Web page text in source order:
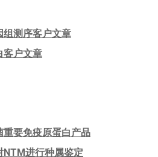
组测序客户文章
客户文章
要免疫原蛋白产品
NTM进行种属鉴定